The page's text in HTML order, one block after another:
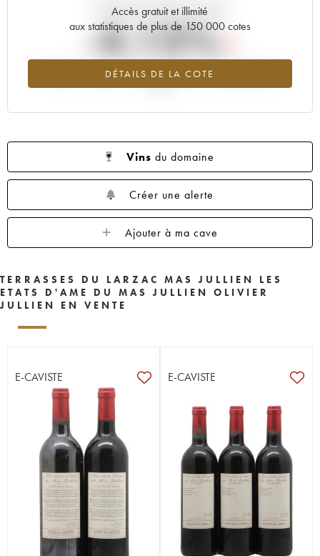
Accès gratuit et illimité
aux statistiques de plus de 150 000 cotes
DÉTAILS DE LA COTE
Tendance actuelle de la cote
-4.13%
Tendance à la baisse du millésime 2012 en 2026 par rapport à
Vins du domaine
Créer une alerte
Ajouter à ma cave
TERRASSES DU LARZAC MAS JULLIEN LES
ETATS D'AME DU MAS JULLIEN OLIVIER
JULLIEN EN VENTE
E-CAVISTE E-CAVISTE